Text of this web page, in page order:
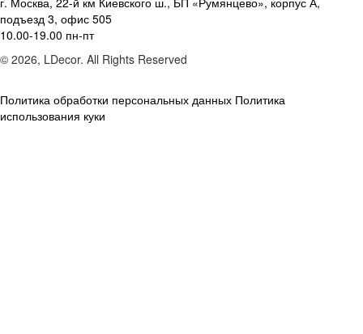
подъезд 3, офис 505
10.00-19.00 пн-пт
© 2026, LDecor. All Rights Reserved
Политика обработки персональных данных Политика
использования куки